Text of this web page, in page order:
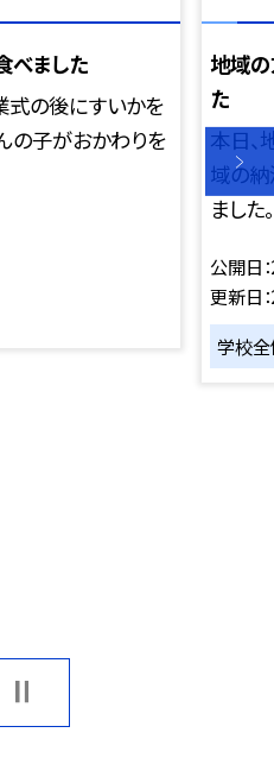
べました
式の後にすいかを
の子がおかわりを
地域の
た
本日、
域の
ました
公開日
更新日
学校